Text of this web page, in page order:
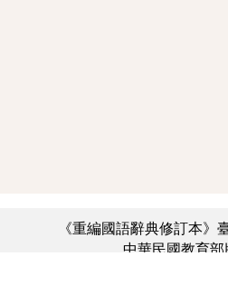
《重編國語辭典修訂本》
中華民國教育部